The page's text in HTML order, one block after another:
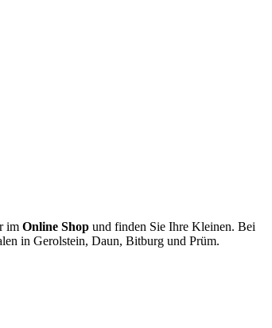
im Online Shopund finden Sie Ihre Kleinen. Bei
in Gerolstein, Daun, Bitburg und Prüm.